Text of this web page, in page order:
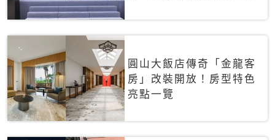
圓山大飯店傳奇「金龍客
房」改裝開放！房型特色
亮點一覽